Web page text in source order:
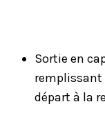
Sortie en
remplissant
départ à la